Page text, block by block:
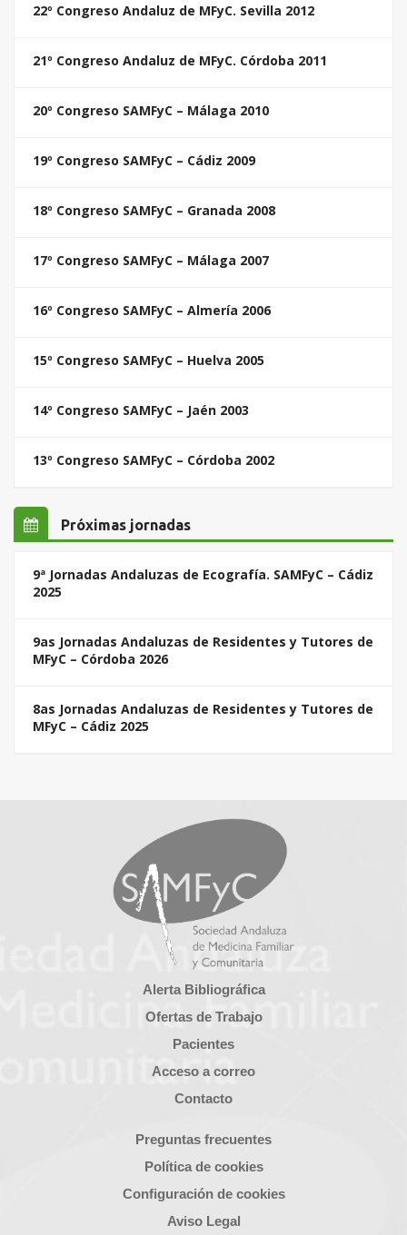
22º Congreso Andaluz de MFyC. Sevilla 2012
21º Congreso Andaluz de MFyC. Córdoba 2011
20º Congreso SAMFyC – Málaga 2010
19º Congreso SAMFyC – Cádiz 2009
18º Congreso SAMFyC – Granada 2008
17º Congreso SAMFyC – Málaga 2007
16º Congreso SAMFyC – Almería 2006
15º Congreso SAMFyC – Huelva 2005
14º Congreso SAMFyC – Jaén 2003
13º Congreso SAMFyC – Córdoba 2002
Próximas jornadas
9ª Jornadas Andaluzas de Ecografía. SAMFyC – Cádiz
2025
9as Jornadas Andaluzas de Residentes y Tutores de
MFyC – Córdoba 2026
8as Jornadas Andaluzas de Residentes y Tutores de
MFyC – Cádiz 2025
Alerta Bibliográfica
Ofertas de Trabajo
Pacientes
Acceso a correo
Contacto
Preguntas frecuentes
Política de cookies
Configuración de cookies
Aviso Legal